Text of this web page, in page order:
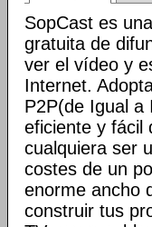
SopCast es
gratuita de
ver el vídeo y
Internet.
P2P(de Igual a
eficiente y fácil
cualquiera ser
costes de un
enorme ancho
construir tus